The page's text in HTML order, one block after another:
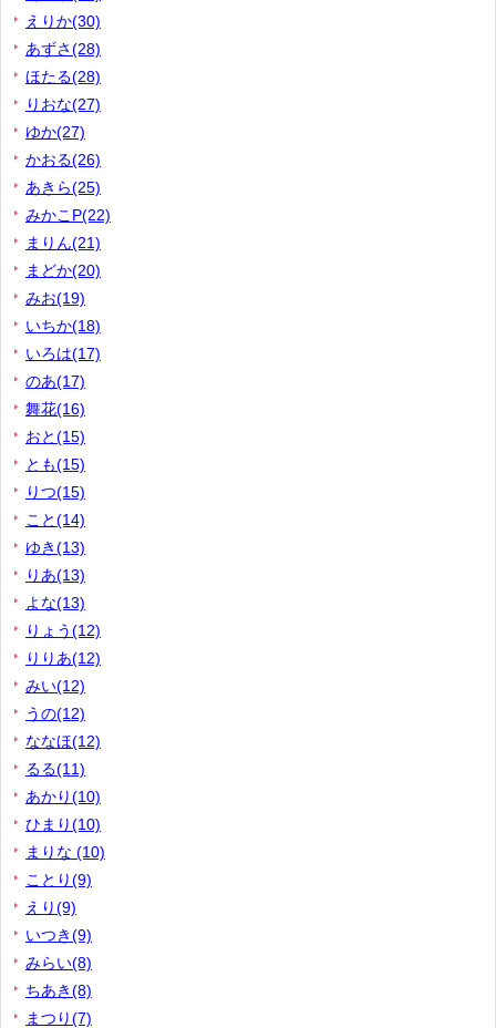
えりか(30)
あずさ(28)
ほたる(28)
りおな(27)
ゆか(27)
かおる(26)
あきら(25)
みかこP(22)
まりん(21)
まどか(20)
みお(19)
いちか(18)
いろは(17)
のあ(17)
舞花(16)
おと(15)
とも(15)
りつ(15)
こと(14)
ゆき(13)
りあ(13)
よな(13)
りょう(12)
りりあ(12)
みい(12)
うの(12)
ななほ(12)
るる(11)
あかり(10)
ひまり(10)
まりな (10)
ことり(9)
えり(9)
いつき(9)
みらい(8)
ちあき(8)
まつり(7)